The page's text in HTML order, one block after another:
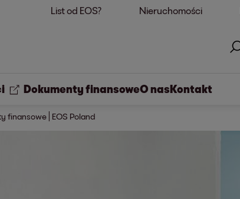
List od EOS? Nieruchomości
Dokumenty finansoweO nasKontakt
finansowe | EOS Poland